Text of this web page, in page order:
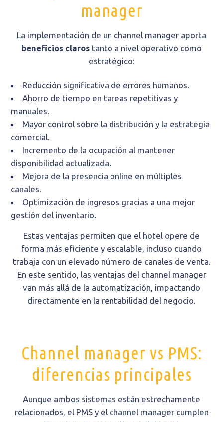
manager
La implementación de un channel manager aporta
beneficios claros tanto a nivel operativo como
estratégico:
Reducción significativa de errores humanos.
Ahorro de tiempo en tareas repetitivas y
manuales.
Mayor control sobre la distribución y la estrategia
comercial.
Incremento de la ocupación al mantener
disponibilidad actualizada.
Mejora de la presencia online en múltiples
canales.
Optimización de ingresos gracias a una mejor
gestión del inventario.
Estas ventajas permiten que el hotel opere de
forma más eficiente y escalable, incluso cuando
trabaja con un elevado número de canales de venta.
En este sentido, las ventajas del channel manager
van más allá de la automatización, impactando
directamente en la rentabilidad del negocio.
Channel manager vs PMS:
diferencias principales
Aunque ambos sistemas están estrechamente
relacionados, el PMS y el channel manager cumplen